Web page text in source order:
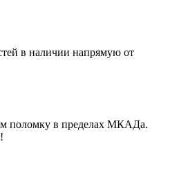
в наличии напрямую от
поломку в пределах МКАДа.